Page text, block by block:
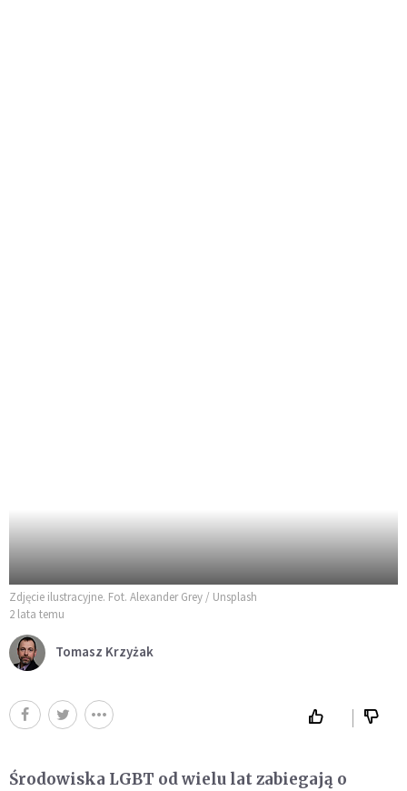
Zdjęcie ilustracyjne. Fot. Alexander Grey / Unsplash
2 lata temu
Tomasz Krzyżak
Środowiska LGBT od wielu lat zabiegają o